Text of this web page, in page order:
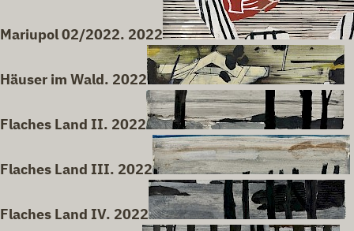
Mariupol 02/2022. 2022
Häuser im Wald. 2022
Flaches Land II. 2022
Flaches Land III. 2022
Flaches Land IV. 2022